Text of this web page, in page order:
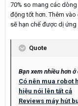
70% so mang các
động tốt hơn. Thêm
sẽ hạn chế được dị ứng
Quote
Bạn xem nhiều hơn ở
Có nên mua robot
hiệu nói lên tất cả
Reviews máy hút